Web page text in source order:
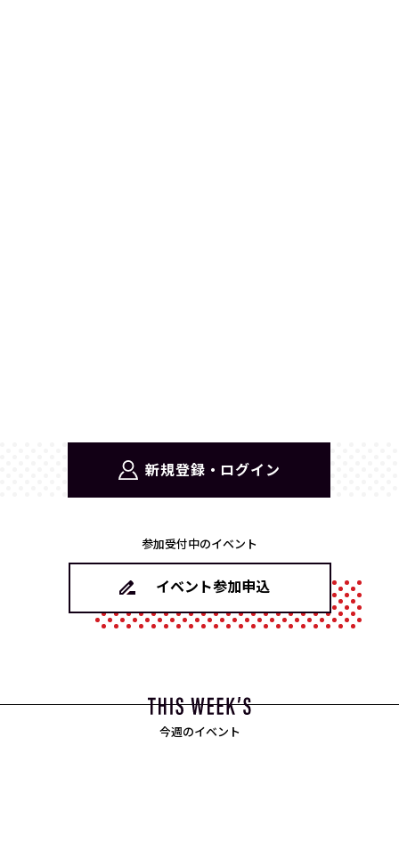
新規登録・ログイン
参加受付中のイベント
イベント参加申込
今週のイベント